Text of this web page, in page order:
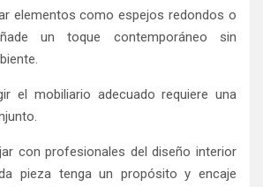
elementos como espejos redondos o
un toque contemporáneo sin
el mobiliario adecuado requiere una
con profesionales del diseño interior
pieza tenga un propósito y encaje